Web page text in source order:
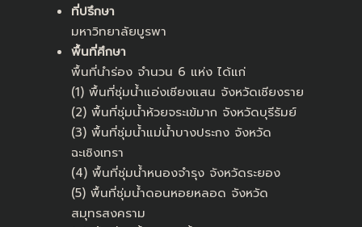
ที่ปรึกษา
มหาวิทยาลัยบูรพา
พื้นที่ศึกษา
พื้นที่นำร่อง จำนวน 6 แห่ง ได้แก่
(1) พื้นที่ชุ่มน้ำแอ่งเชียงแสน จังหวัดเชียงราย
(2) พื้นที่ชุ่มน้ำห้วยจระเข้มาก จังหวัดบุรีรัมย์
(3) พื้นที่ชุ่มน้ำแม่น้ำบางประกง จังหวัด
ฉะเชิงเทรา
(4) พื้นที่ชุ่มน้ำหนองจำรุง จังหวัดระยอง
(5) พื้นที่ชุ่มน้ำดอนหอยหลอด จังหวัด
สมุทรสงคราม